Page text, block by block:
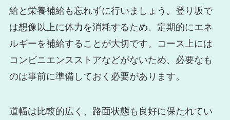
給と栄養補給も忘れずに行いましょう。登り坂で
は想像以上に体力を消耗するため、定期的にエネ
ルギーを補給することが大切です。コース上には
コンビニエンスストアなどがないため、必要なも
のは事前に準備しておく必要があります。
道幅は比較的広く、路面状態も良好に保たれてい